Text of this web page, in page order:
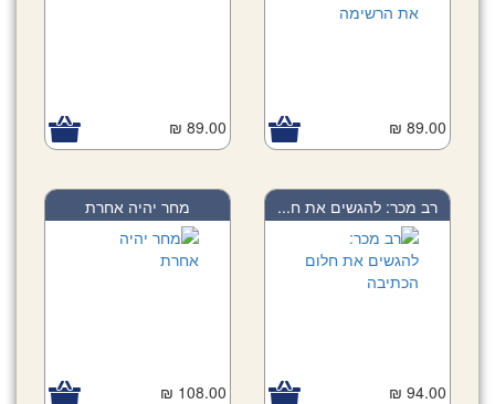
89.00 ₪
89.00 ₪
רב מכר: להגשים את ח...
94.00 ₪
מחר יהיה אחרת
108.00 ₪